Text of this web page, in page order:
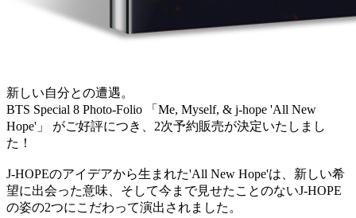
新しい自分との遭遇。
BTS Special 8 Photo-Folio 「Me, Myself, & j-hope 'All New
Hope'」 がご好評につき、2次予約販売が決定いたしまし
た！
J-HOPEのアイデアから生まれた'All New Hope'は、新しい希
望に出会った意味、そして今まで見せたことのないJ-HOPE
の姿の2つにこだわって演出されました。